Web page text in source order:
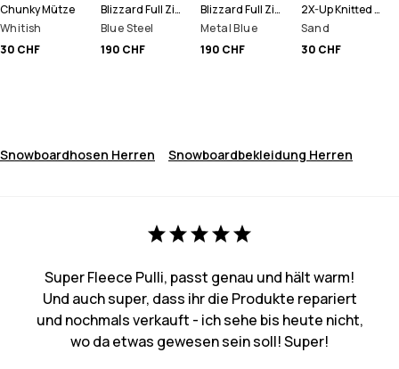
Chunky Mütze
Whitish
30 CHF
Blizzard Full Zip Snowboardjacke Herren
Blue Steel
190 CHF
Blizzard Full Zip Skijacke Herren
Metal Blue
190 CHF
2X-Up Knitted Schlauchtuch
Sand
30 CHF
Snowboardhosen Herren Snowboardbekleidung Herren
Super Fleece Pulli, passt genau und hält warm!
Und auch super, dass ihr die Produkte repariert
und nochmals verkauft - ich sehe bis heute nicht,
wo da etwas gewesen sein soll! Super!